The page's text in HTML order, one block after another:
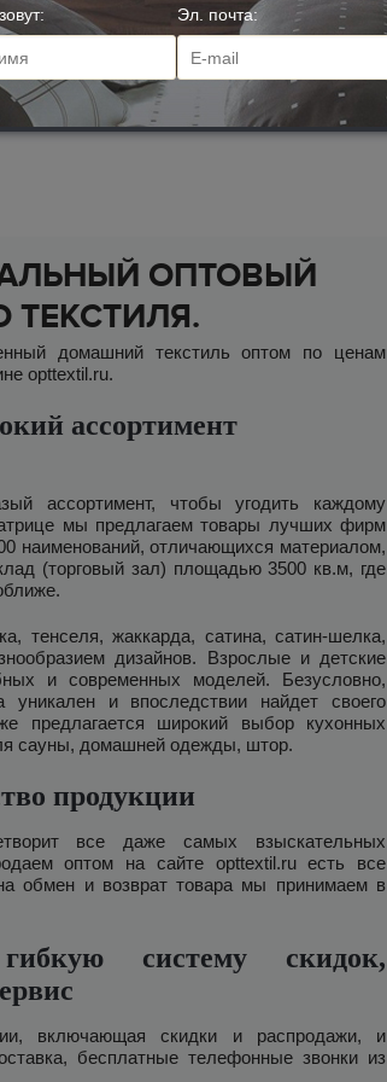
Размер:50*90 см. 541
Размер:70*140 см. 966
ОПТОВЫЙ
домашний текстиль оптом по ценам
opttextil.ru.
ассортимент
ассортимент, чтобы угодить каждому
мы предлагаем товары лучших фирм
наименований, отличающихся материалом,
(торговый зал) площадью 3500 кв.м, где
тенселя, жаккарда, сатина, сатин-шелка,
дизайнов. Взрослые и детские
и современных моделей. Безусловно,
уникален и впоследствии найдет своего
предлагается широкий выбор кухонных
сауны, домашней одежды, штор.
продукции
все даже самых взыскательных
оптом на сайте opttextil.ru есть все
обмен и возврат товара мы принимаем в
систему скидок,
включающая скидки и распродажи, и
бесплатные телефонные звонки из
Эл. почта: